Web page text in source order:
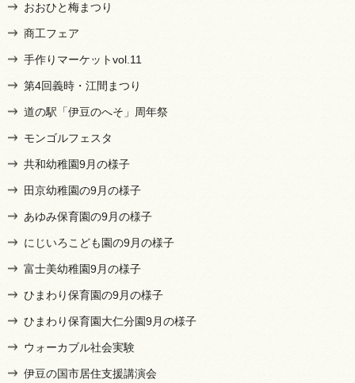
おおひと梅まつり
商工フェア
手作りマーケットvol.11
第4回義時・江間まつり
道の駅「伊豆のへそ」周年祭
モンゴルフェスタ
共和幼稚園9月の様子
田京幼稚園の9月の様子
あゆみ保育園の9月の様子
にじいろこども園の9月の様子
富士美幼稚園9月の様子
ひまわり保育園の9月の様子
ひまわり保育園大仁分園9月の様子
ウォーカブル社会実験
伊豆の国市居住支援講演会